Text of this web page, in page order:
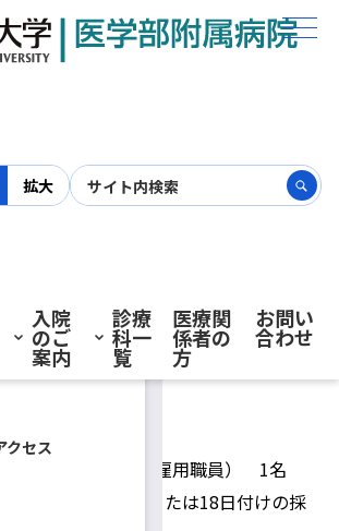
拡大
入院
のご
案内
診療
科一
覧
医療関
係者の
方
お問い
合わせ
能補佐員（短時間雇⽤職員）募集【締切：令和
⼝腔外科 技能補佐
雇⽤職員）募集【締
年5月31日(金)必
技能補佐員（短時間雇用職員） 1名
随時（応相談 1日または18日付けの採
会の方へ
クセス